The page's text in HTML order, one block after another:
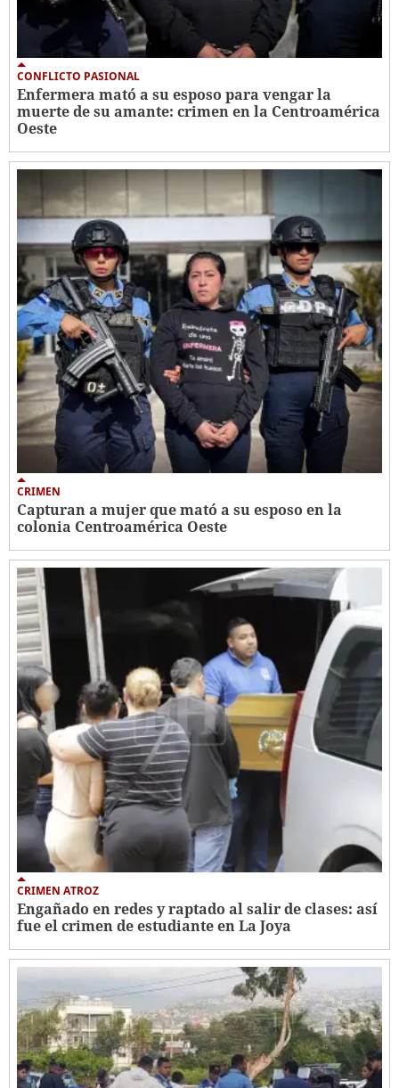
CONFLICTO PASIONAL
Enfermera mató a su esposo para vengar la
muerte de su amante: crimen en la Centroamérica
Oeste
CRIMEN
Capturan a mujer que mató a su esposo en la
colonia Centroamérica Oeste
CRIMEN ATROZ
Engañado en redes y raptado al salir de clases: así
fue el crimen de estudiante en La Joya